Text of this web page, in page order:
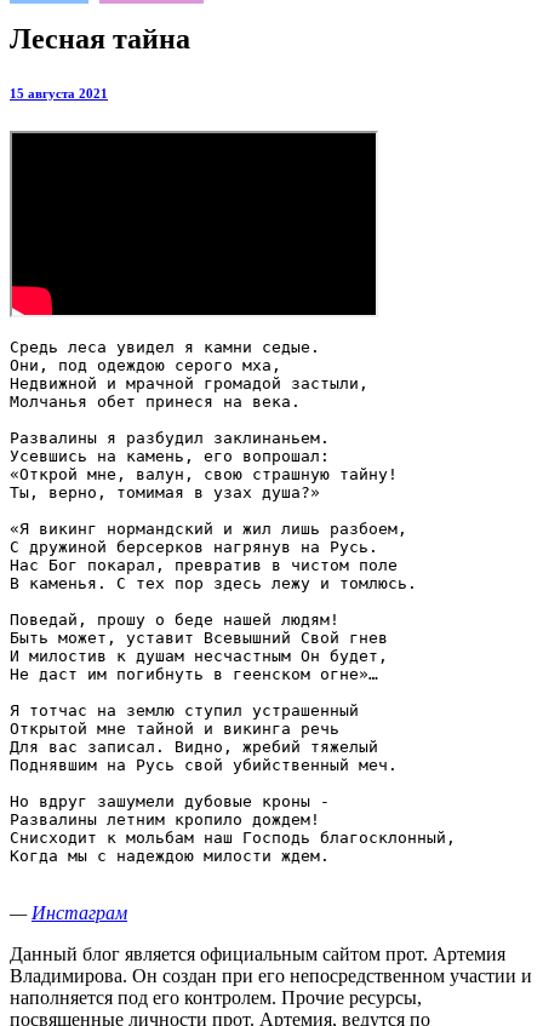
Лесная тайна
15 августа 2021
Средь леса увидел я камни седые.
Они, под одеждою серого мха,
Недвижной и мрачной громадой застыли,
Молчанья обет принеся на века.
Развалины я разбудил заклинаньем.
Усевшись на камень, его вопрошал:
«Открой мне, валун, свою страшную тайну!
Ты, верно, томимая в узах душа?»
«Я викинг нормандский и жил лишь разбоем,
С дружиной берсерков нагрянув на Русь.
Нас Бог покарал, превратив в чистом поле
В каменья. С тех пор здесь лежу и томлюсь.
Поведай, прошу о беде нашей людям!
Быть может, уставит Всевышний Свой гнев
И милостив к душам несчастным Он будет,
Не даст им погибнуть в геенском огне»…
Я тотчас на землю ступил устрашенный
Открытой мне тайной и викинга речь
Для вас записал. Видно, жребий тяжелый
Поднявшим на Русь свой убийственный меч.
Но вдруг зашумели дубовые кроны -
Развалины летним кропило дождем!
Снисходит к мольбам наш Господь благосклонный,
Когда мы с надеждою милости ждем.
— Инстаграм
Данный блог является официальным сайтом прот. Артемия
Владимирова. Он создан при его непосредственном участии и
наполняется под его контролем. Прочие ресурсы,
посвященные личности прот. Артемия, ведутся по